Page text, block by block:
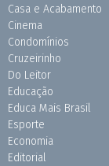
Casa e Acabamento
Cinema
Condomínios
Cruzeirinho
Do Leitor
Educação
Educa Mais Brasil
Esporte
Economia
Editorial